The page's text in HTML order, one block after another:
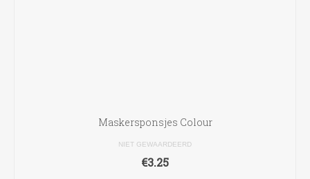
Maskersponsjes Colour
NIET GEWAARDEERD
€3.25